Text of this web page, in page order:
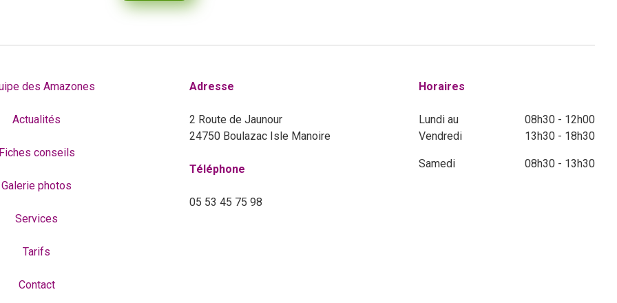
des Amazones
Actualités
conseils
Galerie photos
Services
Tarifs
Contact
Adresse
2 Route de Jaunour
24750 Boulazac Isle Manoire
Téléphone
05 53 45 75 98
Horaires
Lundi au
Vendredi
08h30 - 12h00
13h30 - 18h30
Samedi 08h30 - 13h30